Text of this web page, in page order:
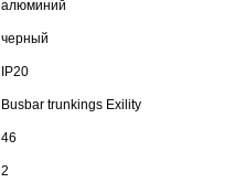
алюминий
черный
IP20
Busbar trunkings Exility
46
2